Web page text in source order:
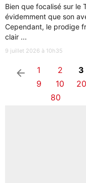
Bien que focalisé sur le
évidemment que son
Cependant, le prodige
clair ...
9 juillet 2026 à 10h35
arrow_left 1 2 3
9
10 20
80